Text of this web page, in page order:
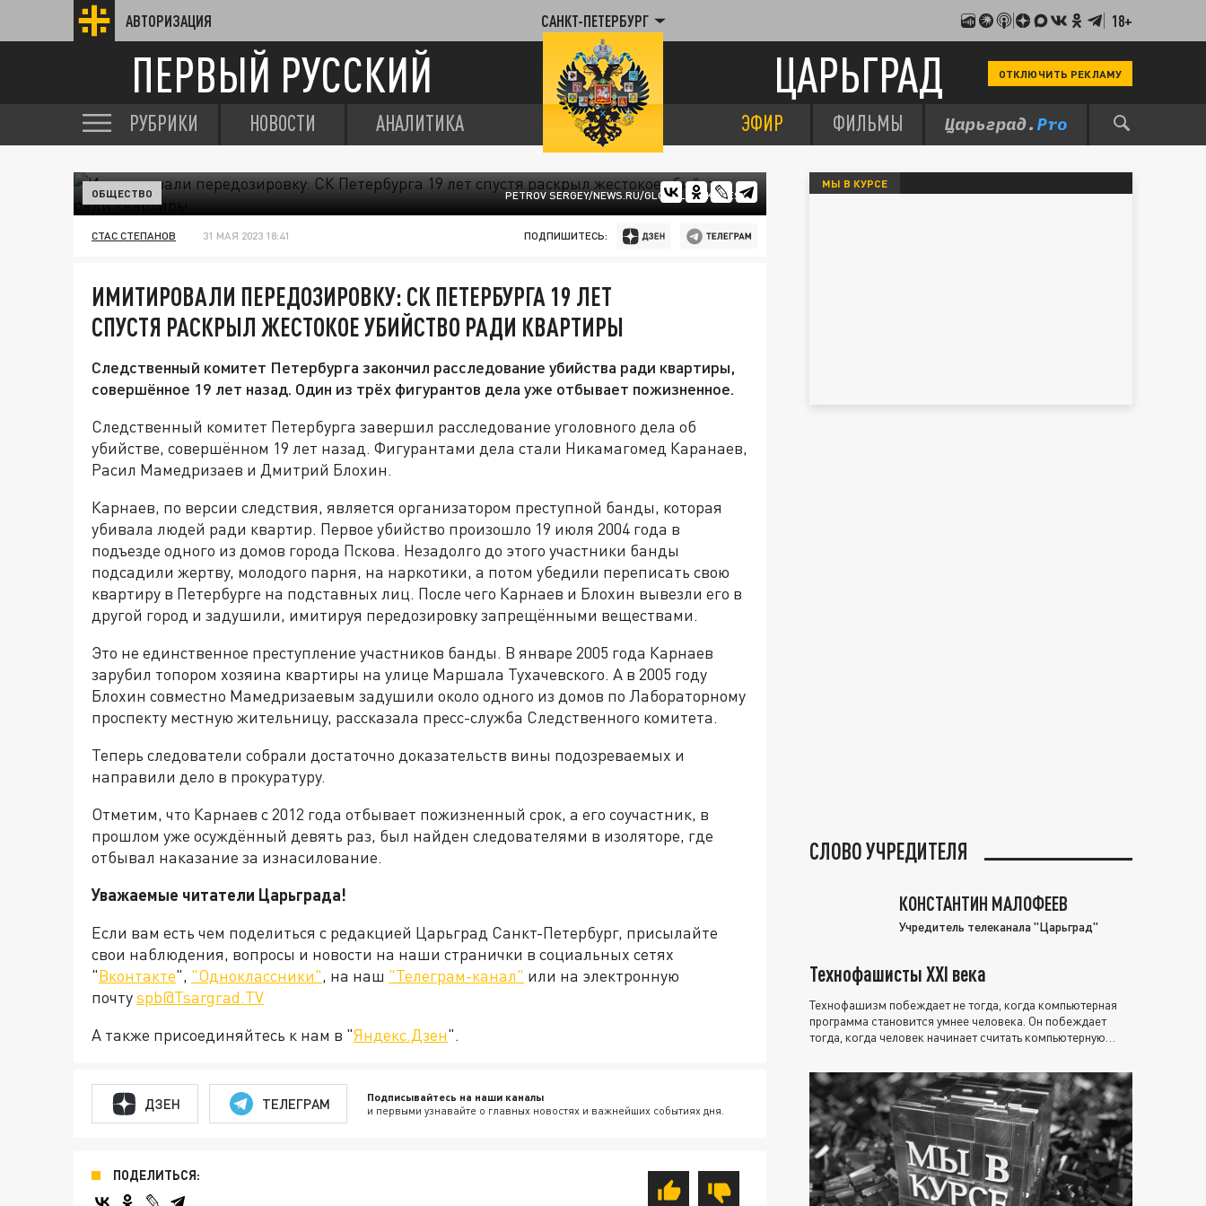
АВТОРИЗАЦИЯ САНКТ-ПЕТЕРБУРГ 18+
ПЕРВЫЙ РУССКИЙ ЦАРЬГРАД ОТКЛЮЧИТЬ РЕКЛАМУ
РУБРИКИ НОВОСТИ АНАЛИТИКА ЭФИР ФИЛЬМЫ
PETROV SERGEY/NEWS.RU/GLOBALLOOKPRESS
ОБЩЕСТВО
СТАС СТЕПАНОВ 31 МАЯ 2023 18:41 ПОДПИШИТЕСЬ:
ИМИТИРОВАЛИ ПЕРЕДОЗИРОВКУ: СК ПЕТЕРБУРГА 19 ЛЕТ
СПУСТЯ РАСКРЫЛ ЖЕСТОКОЕ УБИЙСТВО РАДИ КВАРТИРЫ
Следственный комитет Петербурга закончил расследование убийства ради квартиры,
совершённое 19 лет назад. Один из трёх фигурантов дела уже отбывает пожизненное.
Следственный комитет Петербурга завершил расследование уголовного дела об
убийстве, совершённом 19 лет назад. Фигурантами дела стали Никамагомед Каранаев,
Расил Мамедризаев и Дмитрий Блохин.
Карнаев, по версии следствия, является организатором преступной банды, которая
убивала людей ради квартир. Первое убийство произошло 19 июля 2004 года в
подъезде одного из домов города Пскова. Незадолго до этого участники банды
подсадили жертву, молодого парня, на наркотики, а потом убедили переписать свою
квартиру в Петербурге на подставных лиц. После чего Карнаев и Блохин вывезли его в
другой город и задушили, имитируя передозировку запрещёнными веществами.
Это не единственное преступление участников банды. В январе 2005 года Карнаев
зарубил топором хозяина квартиры на улице Маршала Тухачевского. А в 2005 году
Блохин совместно Мамедризаевым задушили около одного из домов по Лабораторному
проспекту местную жительницу, рассказала пресс-служба Следственного комитета.
Теперь следователи собрали достаточно доказательств вины подозреваемых и
направили дело в прокуратуру.
Отметим, что Карнаев с 2012 года отбывает пожизненный срок, а его соучастник, в
прошлом уже осуждённый девять раз, был найден следователями в изоляторе, где
отбывал наказание за изнасилование.
Уважаемые читатели Царьграда!
Если вам есть чем поделиться с редакцией Царьград Санкт-Петербург, присылайте
свои наблюдения, вопросы и новости на наши странички в социальных сетях
"Вконтакте", "Одноклассники", на наш "Телеграм-канал" или на электронную
почтуspb@Tsargrad.TV
А также присоединяйтесь к нам в "Яндекс.Дзен".
ДЗЕН ТЕЛЕГРАМ Подписывайтесь на наши каналы
и первыми узнавайте о главных новостях и важнейших событиях дня.
ПОДЕЛИТЬСЯ:
МЫ В КУРСЕ
СЛОВО УЧРЕДИТЕЛЯ
КОНСТАНТИН МАЛОФЕЕВ
Учредитель телеканала "Царьград"
Технофашисты XXI века
Технофашизм побеждает не тогда, когда компьютерная
программа становится умнее человека. Он побеждает
тогда, когда человек начинает считать компьютерную